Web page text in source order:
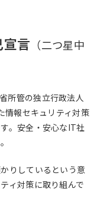
言 （二つ星中
所管の独立行政法人
情報セキュリティ対策
。安全・安心なIT社
りしているという意
ィ対策に取り組んで